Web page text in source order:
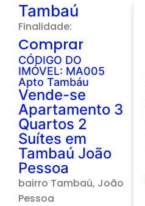
Tambaú
Finalidade:
Comprar
CÓDIGO DO
IMÓVEL: MA005
Apto Tambáu
Vende-se
Apartamento 3
Quartos 2
Suítes em
Tambaú João
Pessoa
bairro Tambaú, João
Pessoa